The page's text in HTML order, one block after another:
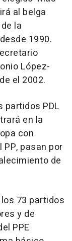
al belga
la
1990.
López-
el 2002.
partidos PDL
en la
con
pasan por
de
73 partidos
y de
PPE